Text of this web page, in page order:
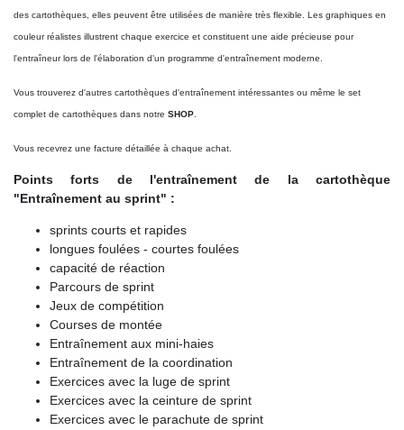
des cartothèques, elles peuvent être utilisées de manière très flexible. Les graphiques en
couleur réalistes illustrent chaque exercice et constituent une aide précieuse pour
l'entraîneur lors de l'élaboration d'un programme d'entraînement moderne.
Vous trouverez d'autres cartothèques d'entraînement intéressantes ou même le set
complet de cartothèques dans notre SHOP.
Vous recevrez une facture détaillée à chaque achat.
Points forts de l'entraînement de la cartothèque
"Entraînement au sprint" :
sprints courts et rapides
longues foulées - courtes foulées
capacité de réaction
Parcours de sprint
Jeux de compétition
Courses de montée
Entraînement aux mini-haies
Entraînement de la coordination
Exercices avec la luge de sprint
Exercices avec la ceinture de sprint
Exercices avec le parachute de sprint